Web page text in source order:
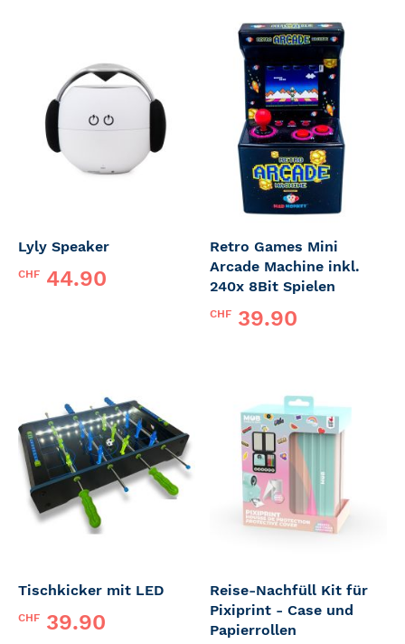
Lyly Speaker
CHF 44.90
Retro Games Mini
Arcade Machine inkl.
240x 8Bit Spielen
CHF 39.90
Tischkicker mit LED
CHF 39.90
Reise-Nachfüll Kit für
Pixiprint - Case und
Papierrollen